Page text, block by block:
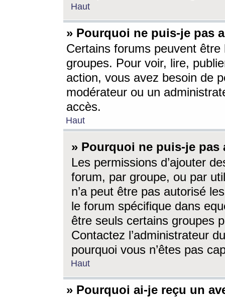
Haut
» Pourquoi ne puis-je pas
Certains forums peuvent être
groupes. Pour voir, lire,
action, vous avez besoin de
modérateur ou un
accès.
Haut
» Pourquoi ne puis-je
Les permissions d’ajouter
forum, par groupe, ou par
n’a peut être pas autorisé
le forum spécifique dans
être seuls certains groupes
Contactez l’administrateur
pourquoi vous n’êtes pas
Haut
» Pourquoi ai-je reçu un